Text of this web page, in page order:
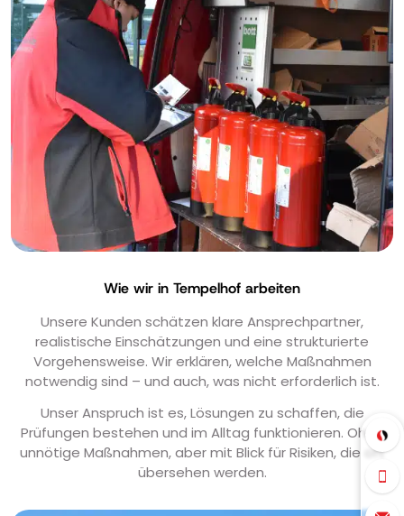
Wie wir in Tempelhof arbeiten
Unsere Kunden schätzen klare Ansprechpartner,
realistische Einschätzungen und eine strukturierte
Vorgehensweise. Wir erklären, welche Maßnahmen
notwendig sind – und auch, was nicht erforderlich ist.
Unser Anspruch ist es, Lösungen zu schaffen, die
Prüfungen bestehen und im Alltag funktionieren. Ohne
unnötige Maßnahmen, aber mit Blick für Risiken, die oft
übersehen werden.